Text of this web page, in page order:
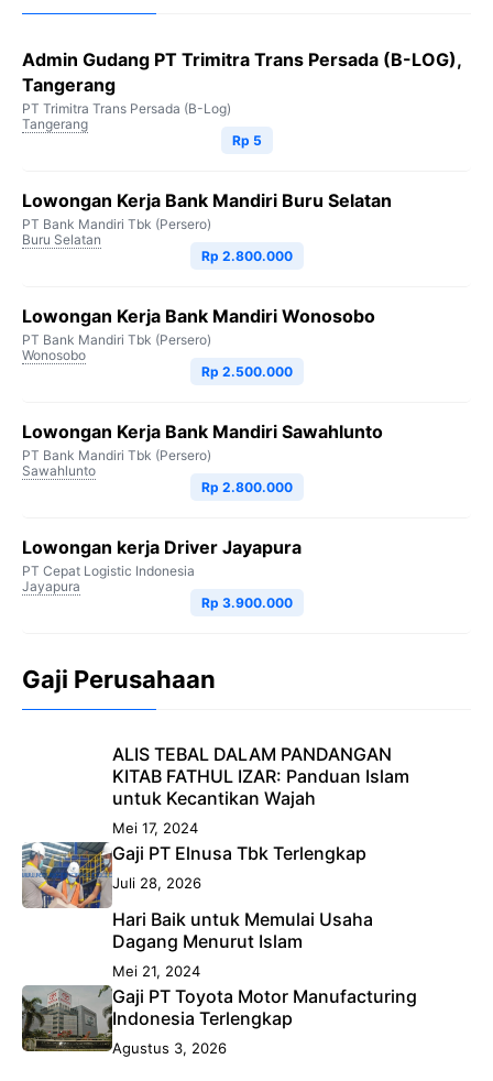
Admin Gudang PT Trimitra Trans Persada (B-LOG),
Tangerang
PT Trimitra Trans Persada (B-Log)
Tangerang
Rp 5
Lowongan Kerja Bank Mandiri Buru Selatan
PT Bank Mandiri Tbk (Persero)
Buru Selatan
Rp 2.800.000
Lowongan Kerja Bank Mandiri Wonosobo
PT Bank Mandiri Tbk (Persero)
Wonosobo
Rp 2.500.000
Lowongan Kerja Bank Mandiri Sawahlunto
PT Bank Mandiri Tbk (Persero)
Sawahlunto
Rp 2.800.000
Lowongan kerja Driver Jayapura
PT Cepat Logistic Indonesia
Jayapura
Rp 3.900.000
Gaji Perusahaan
ALIS TEBAL DALAM PANDANGAN
KITAB FATHUL IZAR: Panduan Islam
untuk Kecantikan Wajah
Mei 17, 2024
Gaji PT Elnusa Tbk Terlengkap
Juli 28, 2026
Hari Baik untuk Memulai Usaha
Dagang Menurut Islam
Mei 21, 2024
Gaji PT Toyota Motor Manufacturing
Indonesia Terlengkap
Agustus 3, 2026